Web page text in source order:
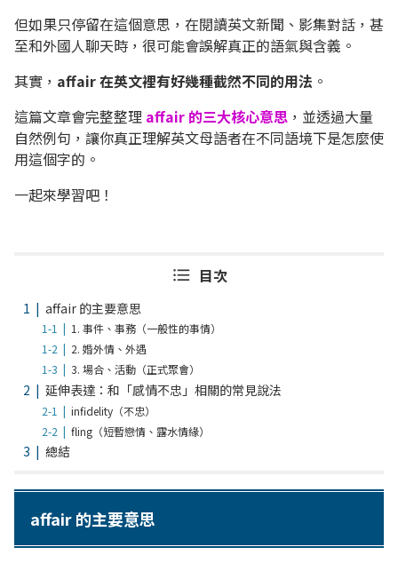
但如果只停留在這個意思，在閱讀英文新聞、影集對話，甚
至和外國人聊天時，很可能會誤解真正的語氣與含義。
其實， affair 在英文裡有好幾種截然不同的用法 。
這篇文章會完整整理 affair 的三大核心意思 ，並透過大量
自然例句，讓你真正理解英文母語者在不同語境下是怎麼使
用這個字的。
一起來學習吧！
目次
affair 的主要意思
1. 事件、事務（一般性的事情）
2. 婚外情、外遇
3. 場合、活動（正式聚會）
延伸表達：和「感情不忠」相關的常見說法
infidelity（不忠）
fling（短暫戀情、露水情緣）
總結
affair 的主要意思